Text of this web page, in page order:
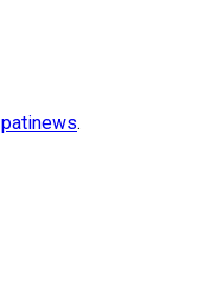
patinews.